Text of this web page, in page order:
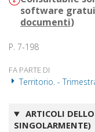
software
documenti)
P. 7-198
FA PARTE DI
Territorio. -
ARTICOLI
SINGOLARMENTE)